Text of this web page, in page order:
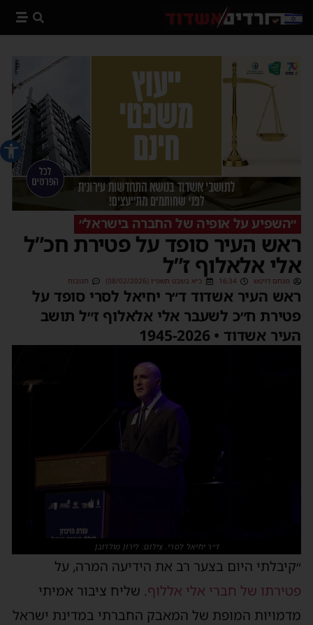
פתח
״השפיע על אופיה של החברה בישראל״
ראש העיר סופד על פטירת חכ”ל
אלי אלאלוף ז”ל
מנחם דויטש 16:34 כ״א בשבט תשפ״ו (08/02/2026) תגובות
ראש העיר אשדוד ד״ר יחיאל לסרי סופד על
פטירת ח״כ לשעבר אלי אלאלוף ז״ל תושב
העיר אשדוד • 1945-2026
ד״ר יחיאל לסרי. צילום: לירון מולדובן
״קיבלתי היום בצער רב את הידיעה המרה, על
פטירתו של חברי אלי אללוף. שליח ציבור אמיתי
מדמויות המופת של המאבק החברתי במדינת ישראל